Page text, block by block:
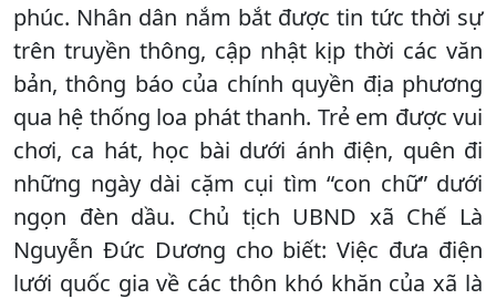
phúc. Nhân dân nắm bắt được tin tức thời sự
trên truyền thông, cập nhật kịp thời các văn
bản, thông báo của chính quyền địa phương
qua hệ thống loa phát thanh. Trẻ em được vui
chơi, ca hát, học bài dưới ánh điện, quên đi
những ngày dài cặm cụi tìm “con chữ” dưới
ngọn đèn dầu. Chủ tịch UBND xã Chế Là
Nguyễn Đức Dương cho biết: Việc đưa điện
lưới quốc gia về các thôn khó khăn của xã là